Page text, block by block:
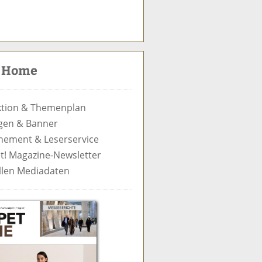
S
u
e
& Themenplan
& Banner
& Leserservice
Magazine-Newsletter
Mediadaten